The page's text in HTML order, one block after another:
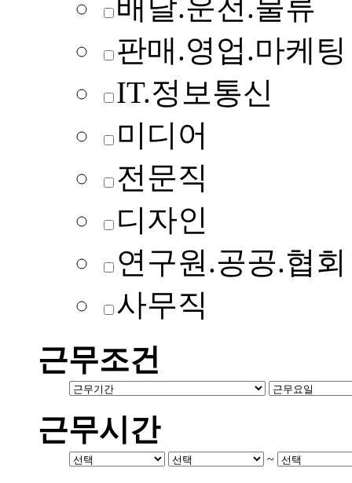
배달.운전.물류
판매.영업.마케팅
IT.정보통신
미디어
전문직
디자인
연구원.공공.협회
사무직
근무조건
근무시간
~